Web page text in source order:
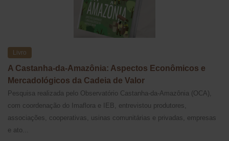
Livro
A Castanha-da-Amazônia: Aspectos Econômicos e
Mercadológicos da Cadeia de Valor
Pesquisa realizada pelo Observatório Castanha-da-Amazônia (OCA),
com coordenação do Imaflora e IEB, entrevistou produtores,
associações, cooperativas, usinas comunitárias e privadas, empresas
e ato...